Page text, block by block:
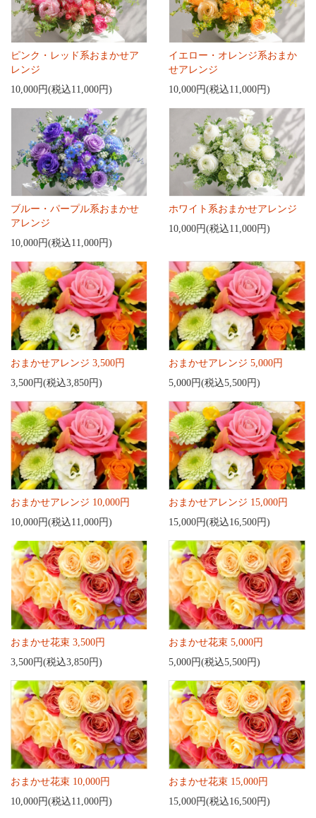
ピンク・レッド系おまかせア
レンジ
10,000円(税込11,000円)
イエロー・オレンジ系おまか
せアレンジ
10,000円(税込11,000円)
ブルー・パープル系おまかせ
アレンジ
10,000円(税込11,000円)
ホワイト系おまかせアレンジ
10,000円(税込11,000円)
おまかせアレンジ 3,500円
3,500円(税込3,850円)
おまかせアレンジ 5,000円
5,000円(税込5,500円)
おまかせアレンジ 10,000円
10,000円(税込11,000円)
おまかせアレンジ 15,000円
15,000円(税込16,500円)
おまかせ花束 3,500円
3,500円(税込3,850円)
おまかせ花束 5,000円
5,000円(税込5,500円)
おまかせ花束 10,000円
10,000円(税込11,000円)
おまかせ花束 15,000円
15,000円(税込16,500円)